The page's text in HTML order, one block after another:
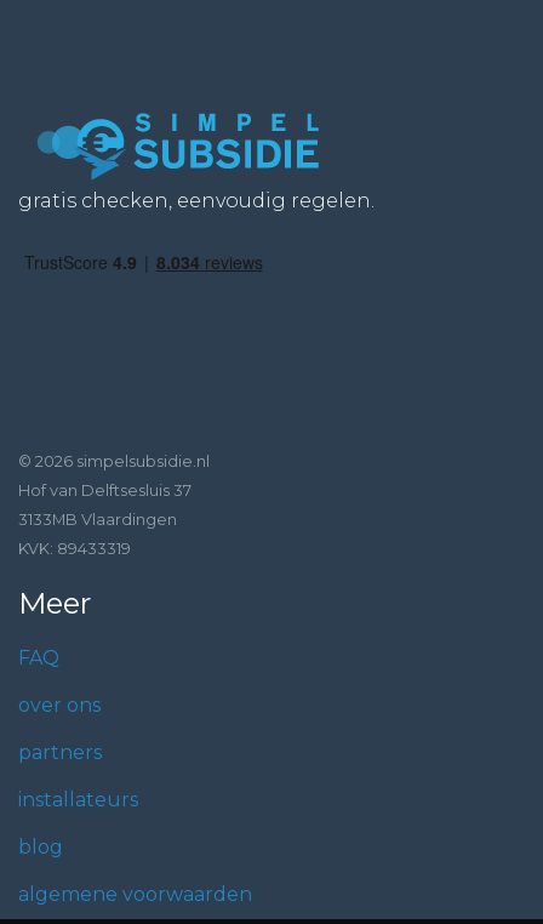
gratis checken, eenvoudig regelen.
© 2026 simpelsubsidie.nl
Hof van Delftsesluis 37
3133MB Vlaardingen
KVK: 89433319
Meer
FAQ
over ons
partners
installateurs
blog
algemene voorwaarden